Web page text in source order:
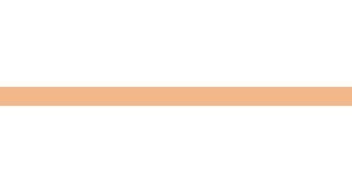
tänker du ett steg längre: "Folk kanske
intryck...